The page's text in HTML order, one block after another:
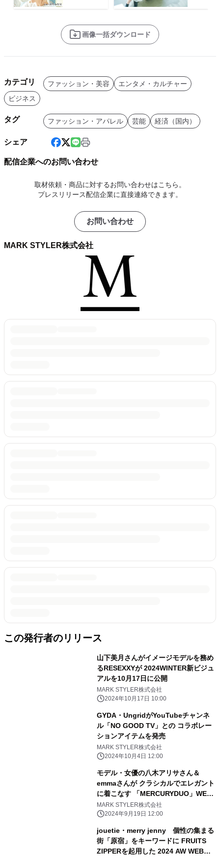
画像一括ダウンロード
カテゴリ ファッション・美容
エンタメ・カルチャー
ビジネス
タグ ファッション・アパレル 芸能 経済（国内）
シェア
配信企業へのお問い合わせ
取材依頼・商品に対するお問い合わせはこちら。
プレスリリース配信企業に直接連絡できます。
お問い合わせ
MARK STYLER株式会社
この発行者のリリース
山下美月さんがイメージモデルを務め
るRESEXXYが 2024WINTER新ビジュ
アルを10月17日に公開
MARK STYLER株式会社
2024年10月17日 10:00
GYDA・UngridがYouTubeチャンネ
ル「NO GOOD TV」との コラボレー
ションアイテムを発売
MARK STYLER株式会社
2024年10月4日 12:00
モデル・女優の八木アリサさん＆
emmaさんが クラシカルでエレガント
に着こなす 「MERCURYDUO」WEB
マガジン『#mm』第1弾を9月19日に
公開
MARK STYLER株式会社
2024年9月19日 12:00
jouetie・merry jenny 個性の集まる
街「原宿」をキーワードに FRUITS
ZIPPERを起用した 2024 AW WEBマ